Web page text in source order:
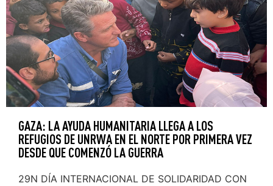
GAZA: LA AYUDA HUMANITARIA LLEGA A LOS
REFUGIOS DE UNRWA EN EL NORTE POR PRIMERA VEZ
DESDE QUE COMENZÓ LA GUERRA
29N DÍA INTERNACIONAL DE SOLIDARIDAD CON